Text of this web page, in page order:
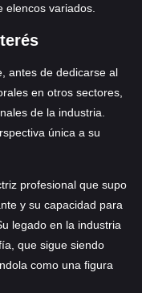
variados.
antes de dedicarse al
en otros sectores,
de la industria.
única a su
profesional que supo
y su capacidad para
legado en la industria
que sigue siendo
como una figura